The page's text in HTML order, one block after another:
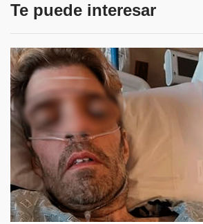
Te puede interesar